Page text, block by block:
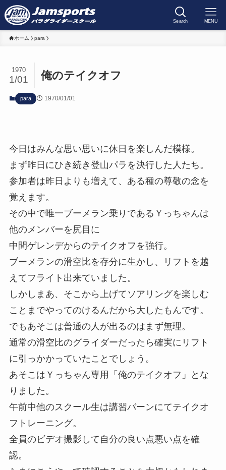
Search MENU
ホーム para
俺のテイクオフ
1970
1/01
para 1970/01/01
今日はみんな思い思いに休日を楽しんだ模様。
まず昨日にひき続き登山パラを決行した人たち。
参加者は昨日よりも増えて、ある種の尊敬の念を
覚えます。
その中で唯一ブーメラン乗りであるＹっちゃんは
他のメンバーを尻目に
中間ゲレンデからのテイクオフを強行。
ブーメランの滑空比を存分に生かし、リフトを越
えてフライト出来ていました。
しかしまあ、そこから上げてソアリングを楽しむ
ことまでやってのけるんだから大したもんです。
でもあそこは普通の人が出るのはまず無理。
通常の滑空比のグライダーだったら確実にリフト
に引っかかっていたことでしょう。
あそこはＹっちゃん専用
「俺のテイクオフ」
とな
りました。
午前中他のスクール生は講習バーンにてテイクオ
フトレーニング。
全員のビデオ撮影して自分の良い点悪い点を確
認。